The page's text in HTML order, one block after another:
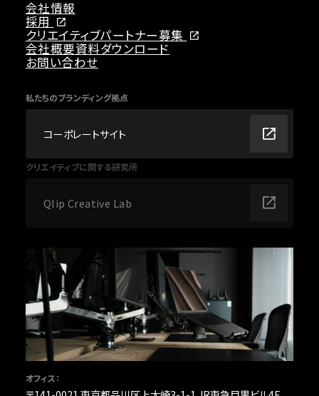
会社情報
採用
クリエイティブパートナー募集
会社概要資料ダウンロード
お問い合わせ
私たちのブランディング拠点
コーポレートサイト
クリエイティブに関する研究所
Qlip Creative Lab
オフィス：